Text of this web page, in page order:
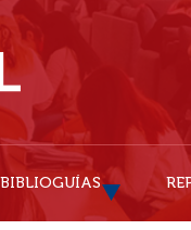
BIBLIOGUÍAS